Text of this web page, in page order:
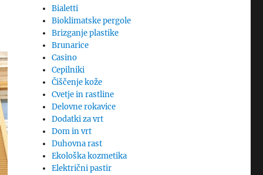
Bialetti
Bioklimatske pergole
Brizganje plastike
Brunarice
Casino
Cepilniki
Čiščenje kože
Cvetje in rastline
Delovne rokavice
Dodatki za vrt
Dom in vrt
Duhovna rast
Ekološka kozmetika
Električni pastir